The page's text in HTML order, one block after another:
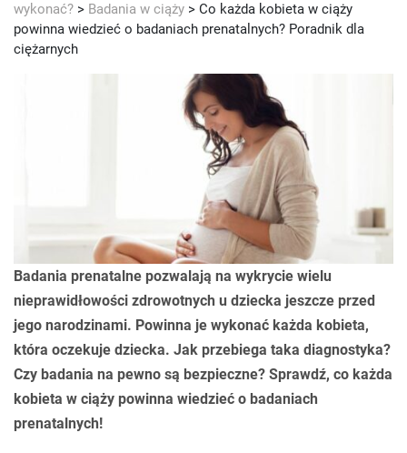
wykonać? > Badania w ciąży > Co każda kobieta w ciąży
powinna wiedzieć o badaniach prenatalnych? Poradnik dla
ciężarnych
Badania prenatalne pozwalają na wykrycie wielu
nieprawidłowości zdrowotnych u dziecka jeszcze przed
jego narodzinami. Powinna je wykonać każda kobieta,
która oczekuje dziecka. Jak przebiega taka diagnostyka?
Czy badania na pewno są bezpieczne? Sprawdź, co każda
kobieta w ciąży powinna wiedzieć o badaniach
prenatalnych!